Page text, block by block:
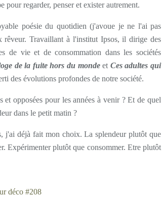
pour regarder, penser et exister autrement.
poésie du quotidien (j'avoue je ne l'ai pas
Travaillant à l'institut Ipsos, il dirige des
de vie et de consommation dans les sociétés
de la fuite hors du mondeet Ces adultes qui
des évolutions profondes de notre société.
opposées pour les années à venir ? Et de quel
dans le petit matin ?
j'ai déjà fait mon choix. La splendeur plutôt que
Expérimenter plutôt que consommer. Etre plutôt